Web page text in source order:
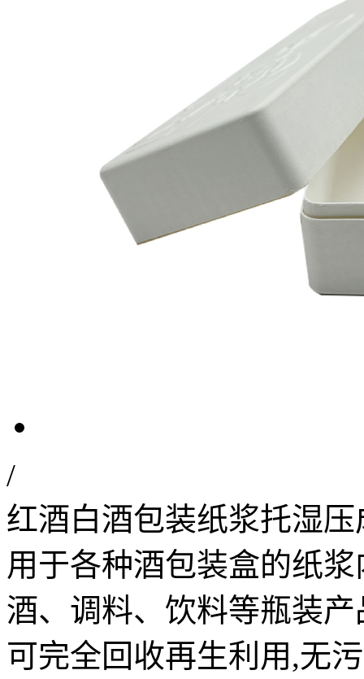
/
红酒白酒包装纸浆托湿
用于各种酒包装盒的纸
酒、调料、饮料等瓶装
可完全回收再生利用,无